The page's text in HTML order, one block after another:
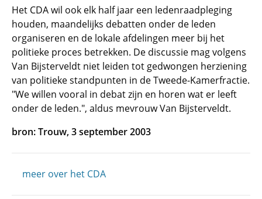
Het CDA wil ook elk half jaar een ledenraadpleging
houden, maandelijks debatten onder de leden
organiseren en de lokale afdelingen meer bij het
politieke proces betrekken. De discussie mag volgens
Van Bijsterveldt niet leiden tot gedwongen herziening
van politieke standpunten in de Tweede-Kamerfractie.
"We willen vooral in debat zijn en horen wat er leeft
onder de leden.", aldus mevrouw Van Bijsterveldt.
bron: Trouw, 3 september 2003
meer over het CDA